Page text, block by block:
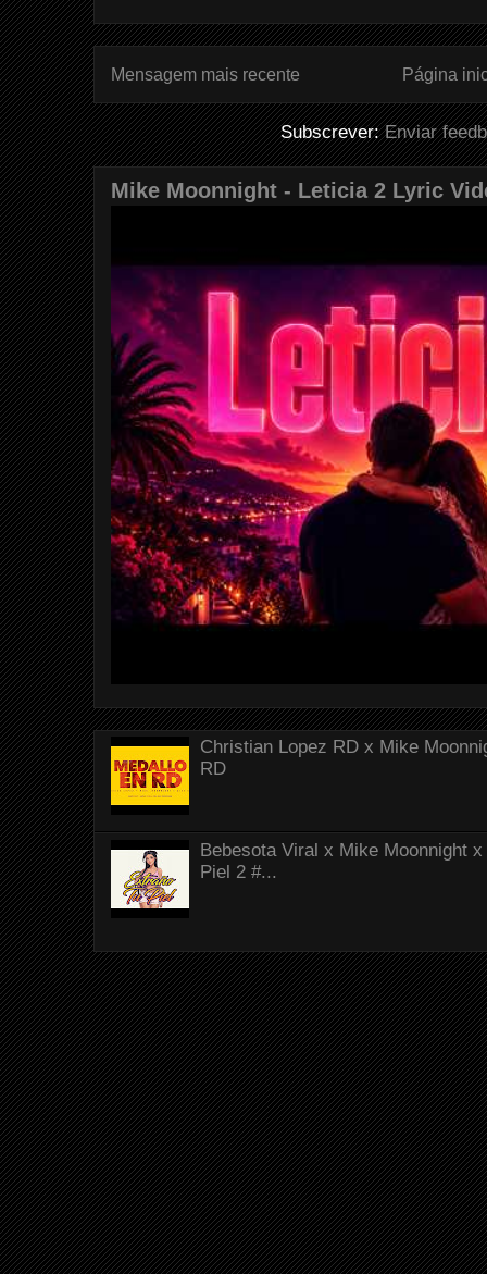
Mensagem mais recente Página
Subscrever:Enviar
Mike Moonnight - Leticia 2 Lyric
Christian Lopez RD x Mike
RD
Bebesota Viral x Mike Moonnight
Piel 2 #...